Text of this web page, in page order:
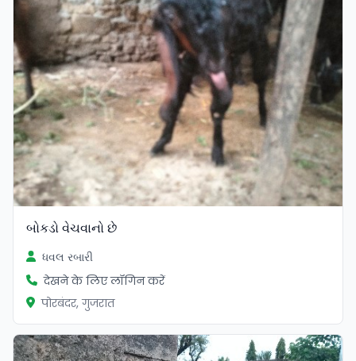
બોકડો વેચવાનો છે
ધવલ રબારી
देखने के लिए लॉगिन करें
पोरबंदर, गुजरात